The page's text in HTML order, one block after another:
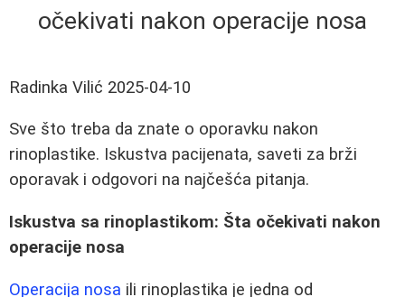
očekivati nakon operacije nosa
Radinka Vilić 2025-04-10
Sve što treba da znate o oporavku nakon
rinoplastike. Iskustva pacijenata, saveti za brži
oporavak i odgovori na najčešća pitanja.
Iskustva sa rinoplastikom: Šta očekivati nakon
operacije nosa
Operacija nosa ili rinoplastika je jedna od